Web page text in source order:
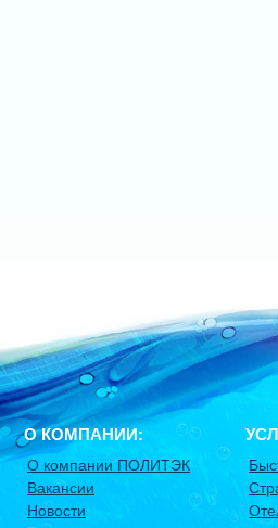
О КОМПАНИИ:
О компании ПОЛИТЭК
Вакансии
Новости